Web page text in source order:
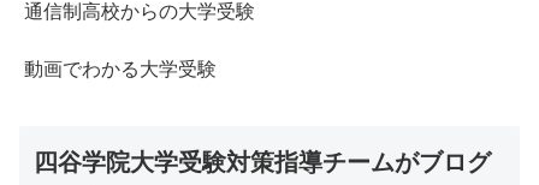
通信制高校からの大学受験
動画でわかる大学受験
四谷学院大学受験対策指導チームがブログ